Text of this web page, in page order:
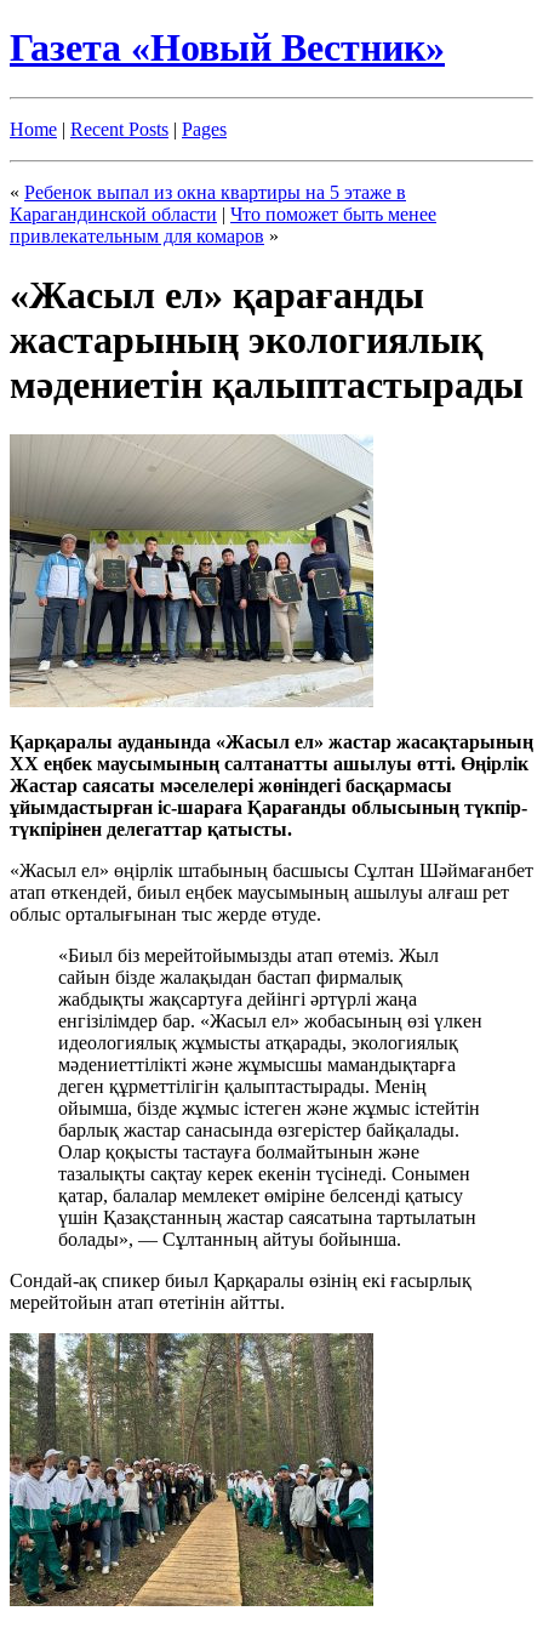
Газета «Новый Вестник»
Home | Recent Posts | Pages
« Ребенок выпал из окна квартиры на 5 этаже в
Карагандинской области | Что поможет быть менее
привлекательным для комаров »
«Жасыл ел» қарағанды
жастарының экологиялық
мәдениетін қалыптастырады
Қарқаралы ауданында «Жасыл ел» жастар жасақтарының
ХХ еңбек маусымының салтанатты ашылуы өтті. Өңірлік
Жастар саясаты мәселелері жөніндегі басқармасы
ұйымдастырған іс-шараға Қарағанды облысының түкпір-
түкпірінен делегаттар қатысты.
«Жасыл ел» өңірлік штабының басшысы Сұлтан Шәймағанбет
атап өткендей, биыл еңбек маусымының ашылуы алғаш рет
облыс орталығынан тыс жерде өтуде.
«Биыл біз мерейтойымызды атап өтеміз. Жыл
сайын бізде жалақыдан бастап фирмалық
жабдықты жақсартуға дейінгі әртүрлі жаңа
енгізілімдер бар. «Жасыл ел» жобасының өзі үлкен
идеологиялық жұмысты атқарады, экологиялық
мәдениеттілікті және жұмысшы мамандықтарға
деген құрметтілігін қалыптастырады. Менің
ойымша, бізде жұмыс істеген және жұмыс істейтін
барлық жастар санасында өзгерістер байқалады.
Олар қоқысты тастауға болмайтынын және
тазалықты сақтау керек екенін түсінеді. Сонымен
қатар, балалар мемлекет өміріне белсенді қатысу
үшін Қазақстанның жастар саясатына тартылатын
болады», — Сұлтанның айтуы бойынша.
Сондай-ақ спикер биыл Қарқаралы өзінің екі ғасырлық
мерейтойын атап өтетінін айтты.